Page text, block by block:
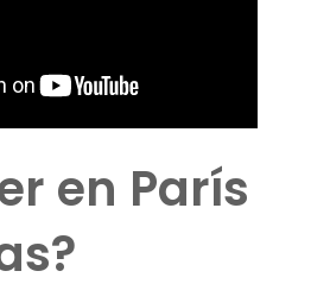
en París